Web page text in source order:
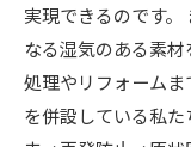
実現できるのです
なる湿気のある素
処理やリフォーム
を併設している私